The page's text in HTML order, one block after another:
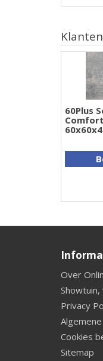
60Plus
Over
Privacy
Cookies
Sitemap